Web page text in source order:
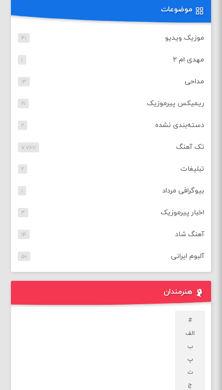
موضوعات
موزیک ویدیو ۴۱
مهدی ام ۲ ۱
مداحی ۱۳
ریمیکس پیرموزیک ۲۱
دسته‌بندی نشده ۲
تک آهنگ ۷,۷۶۷
تبلیغات ۲
بیوگرافی مرداد ۱
اخبار پیرموزیک ۳
آهنگ شاد ۱۴
آلبوم ایرانی ۵۰
هنرمندان
#
الف
ب
پ
ت
ج